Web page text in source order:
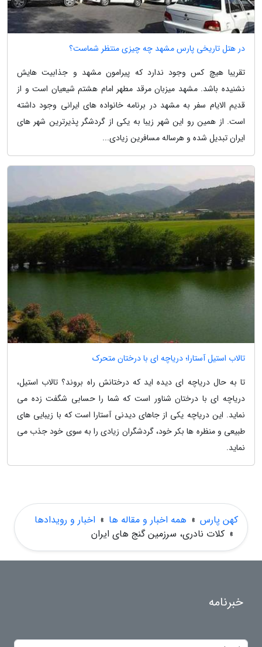
در هتل تاریخی پارس مشهد چه چیزی منتظر شماست؟
تقریبا هیچ کس وجود ندارد که پیرامون مشهد و جذابیت هایش
نشنیده باشد. مشهد میزبان مرقد مطهر امام هشتم شیعیان است و از
قدیم الایام سفر به مشهد در برنامه خانواده های ایرانی وجود داشته
است. از همین رو این شهر زیبا به یکی از گردشگر پذیرترین شهر های
ایران تبدیل شده و هرساله مسافرین زیادی...
تالاب استیل آستارا؛ دریاچه ای با درختان متحرک
تا به حال دریاچه ای دیده اید که درختانش راه بروند؟ تالاب استیل،
دریاچه ای با درختان شناور است که شما را حسابی شگفت زده می
نماید. این دریاچه یکی از جاهای دیدنی آستارا است که با زیبایی های
طبیعی و منظره ها بکر خود، گردشگران زیادی را به سوی خود جذب می
نماید.
کهن پارس » همه اخبار و مقاله ها » اخبار و رویدادها
» کلات نادری، سرزمین گنج های ایران
خبرنامه